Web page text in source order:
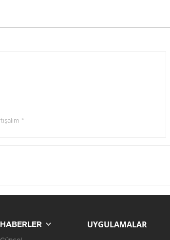
*
HABERLER UYGULAMALAR